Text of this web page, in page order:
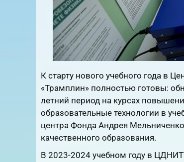
К старту нового учебного года в
«Трамплин» полностью готовы:
летний период на курсах
образовательные технологии в
центра Фонда Андрея
качественного образования.
В 2023-2024 учебном году в